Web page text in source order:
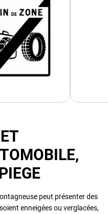
peut présenter des
enneigées ou verglacées,